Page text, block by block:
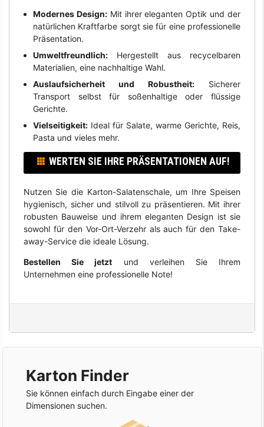
Modernes Design:Mit ihrer eleganten Optik und der
natürlichen Kraftfarbe sorgt sie für eine professionelle
Präsentation.
Umweltfreundlich:Hergestellt aus recycelbaren
Materialien, eine nachhaltige Wahl.
Auslaufsicherheit und Robustheit: Sicherer
Transport selbst für soßenhaltige oder flüssige
Gerichte.
Vielseitigkeit:Ideal für Salate, warme Gerichte, Reis,
Pasta und vieles mehr.
WERTEN SIE IHRE PRÄSENTATIONEN AUF!
Nutzen Sie die Karton-Salatenschale, um Ihre Speisen
hygienisch, sicher und stilvoll zu präsentieren. Mit ihrer
robusten Bauweise und ihrem eleganten Design ist sie
sowohl für den Vor-Ort-Verzehr als auch für den Take-
away-Service die ideale Lösung.
Bestellen Sie jetzt und verleihen Sie Ihrem
Unternehmen eine professionelle Note!
Karton Finder
Sie können einfach durch Eingabe einer der
Dimensionen suchen.